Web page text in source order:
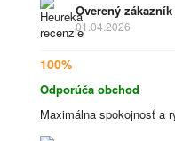
Overený zákazník
01.04.2026
100%
Odporúča obchod
Maximálna spokojnosť a